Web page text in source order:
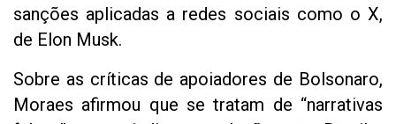
sanções aplicadas a redes sociais como o X,
de Elon Musk.
Sobre as críticas de apoiadores de Bolsonaro,
Moraes afirmou que se tratam de “narrativas